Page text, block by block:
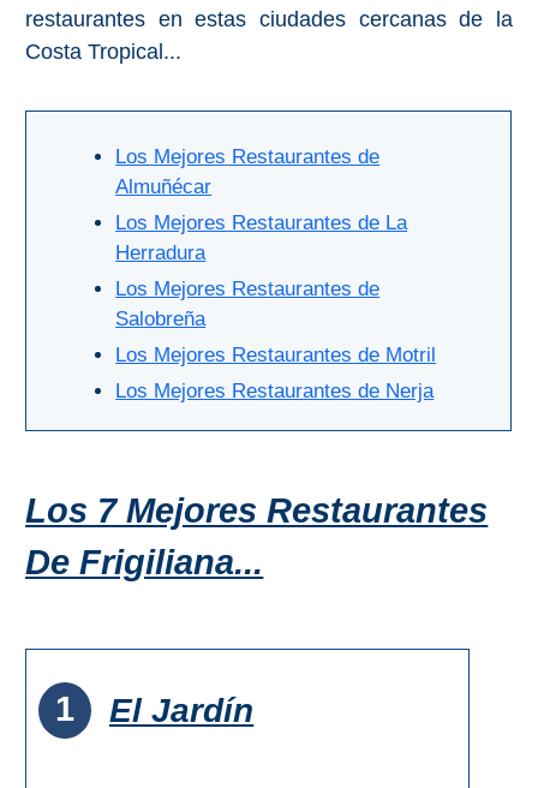
ALPUJARRAS
➜
Lanjarón
Pampaneira
Bubión
PUEBLOS
BLANCOS
Zahara de la
Zahara
restaurantes en estas ciudades cercanas de la
Costa Tropical...
Los Mejores Restaurantes de
Almuñécar
Los Mejores Restaurantes de La
Herradura
Los Mejores Restaurantes de
Salobreña
Los Mejores Restaurantes de Motril
Los Mejores Restaurantes de Nerja
Los 7 Mejores Restaurantes
De Frigiliana...
1 El Jardín